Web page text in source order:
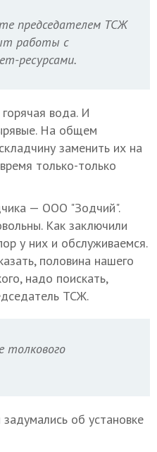
председателем ТСЖ
работы с
ресурсами.
вода. И
На общем
заменить их на
только-только
— ООО "Зодчий".
Как заключили
у них и обслуживаемся.
половина нашего
надо поискать,
ТСЖ.
толкового
об установке